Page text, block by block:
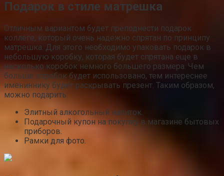
Рамки для фото.
Розыгрыш по телефону
Звонок по телефону может быть различного
содержания, все зависит от фантазии. Чаще всего звонят
и говорят, что по счастливой случайности он оказался
победителем розыгрыша или лотереи. Для того чтоб
получить приз, нужно выполнить любое задание. После
выполнения задания нужно сказать, что именинника
ждет курьер за дверью. Когда именинник откроет
дверь можно смело вручить ему подарок в виде:
https://pggp.ru/den-rozhdenya/kakuyu-shokoladku-